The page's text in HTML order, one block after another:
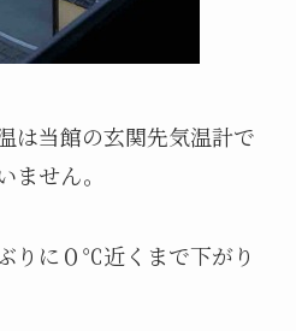
は当館の玄関先気温計で
せん。
りに０℃近くまで下がり